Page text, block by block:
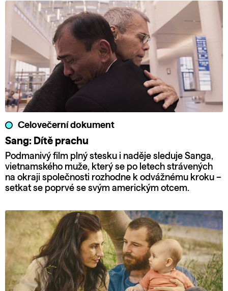
Celovečerní dokument
Sang: Dítě prachu
Podmanivý film plný stesku i naděje sleduje Sanga,
vietnamského muže, který se po letech strávených
na okraji společnosti rozhodne k odvážnému kroku –
setkat se poprvé se svým americkým otcem.